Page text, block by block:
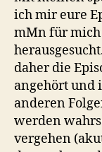
ich mir eure
mMn für
daher die
angehört und
anderen
werden
vergehen